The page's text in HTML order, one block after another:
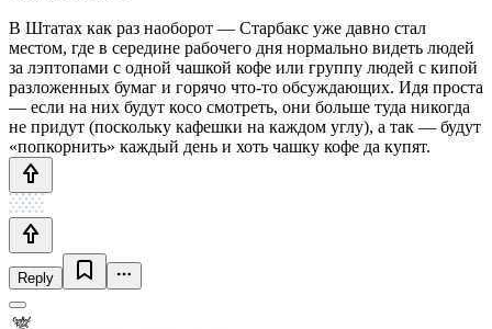
В Штатах как раз наоборот — Старбакс уже давно стал
местом, где в середине рабочего дня нормально видеть людей
за лэптопами с одной чашкой кофе или группу людей с кипой
разложенных бумаг и горячо что-то обсуждающих. Идя проста
— если на них будут косо смотреть, они больше туда никогда
не придут (поскольку кафешки на каждом углу), а так — будут
«попкорнить» каждый день и хоть чашку кофе да купят.
Reply